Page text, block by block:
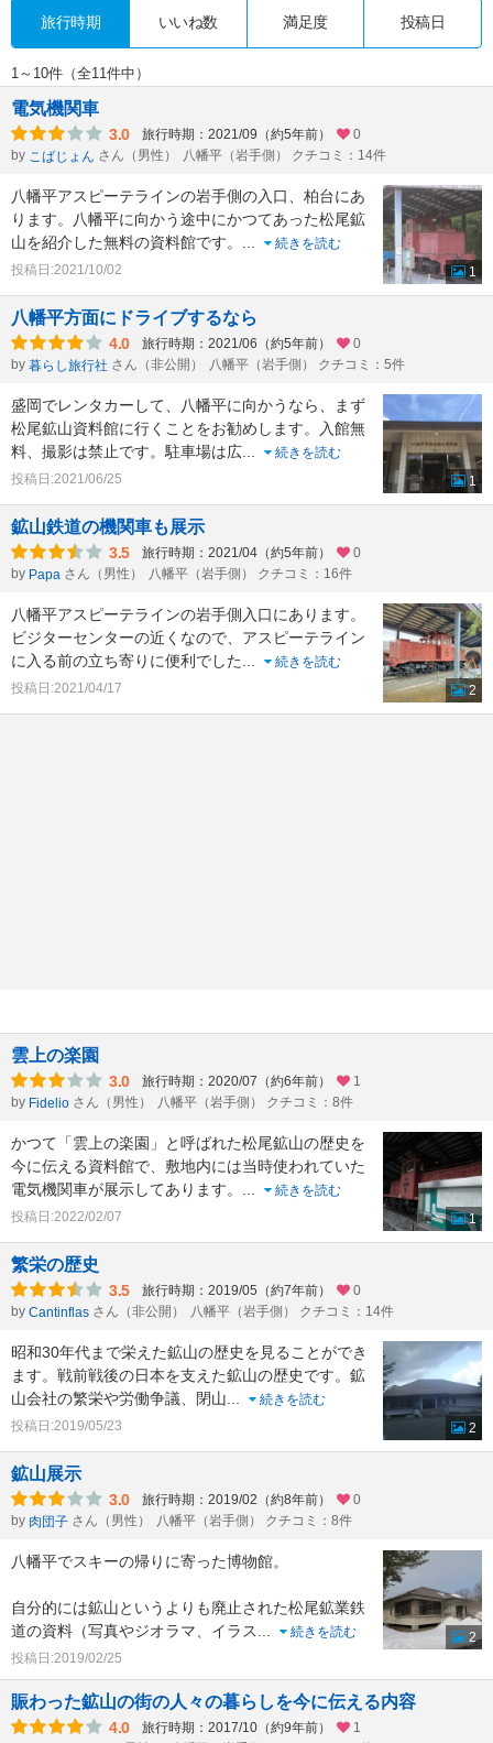
旅行時期 いいね数 満足度 投稿日
1～10件（全11件中）
電気機関車
3.0 旅行時期：2021/09（約5年前）
0
by こばじょん さん（男性） 八幡平（岩手側） クチコミ：14件
八幡平アスピーテラインの岩手側の入口、柏台にあ
ります。八幡平に向かう途中にかつてあった松尾鉱
山を紹介した無料の資料館です。
続きを読む
投稿日:2021/10/02
1
八幡平方面にドライブするなら
4.0 旅行時期：2021/06（約5年前）
0
by 暮らし旅行社 さん（非公開） 八幡平（岩手側） クチコミ：5件
盛岡でレンタカーして、八幡平に向かうなら、まず
松尾鉱山資料館に行くことをお勧めします。入館無
料、撮影は禁止です。駐車場は広
続きを読む
投稿日:2021/06/25
1
鉱山鉄道の機関車も展示
3.5 旅行時期：2021/04（約5年前）
0
by Papa さん（男性） 八幡平（岩手側） クチコミ：16件
八幡平アスピーテラインの岩手側入口にあります。
ビジターセンターの近くなので、アスピーテライン
に入る前の立ち寄りに便利でした
続きを読む
投稿日:2021/04/17
2
雲上の楽園
3.0 旅行時期：2020/07（約6年前）
1
by Fidelio さん（男性） 八幡平（岩手側） クチコミ：8件
かつて「雲上の楽園」と呼ばれた松尾鉱山の歴史を
今に伝える資料館で、敷地内には当時使われていた
電気機関車が展示してあります。
続きを読む
投稿日:2022/02/07
1
繁栄の歴史
3.5 旅行時期：2019/05（約7年前）
0
by Cantinflas さん（非公開） 八幡平（岩手側） クチコミ：14件
昭和30年代まで栄えた鉱山の歴史を見ることができ
ます。戦前戦後の日本を支えた鉱山の歴史です。鉱
山会社の繁栄や労働争議、閉山
続きを読む
投稿日:2019/05/23
2
鉱山展示
3.0 旅行時期：2019/02（約8年前）
0
by 肉団子 さん（男性） 八幡平（岩手側） クチコミ：8件
八幡平でスキーの帰りに寄った博物館。
自分的には鉱山というよりも廃止された松尾鉱業鉄
道の資料（写真やジオラマ、イラス
続きを読む
投稿日:2019/02/25
2
賑わった鉱山の街の人々の暮らしを今に伝える内容
4.0 旅行時期：2017/10（約9年前）
1